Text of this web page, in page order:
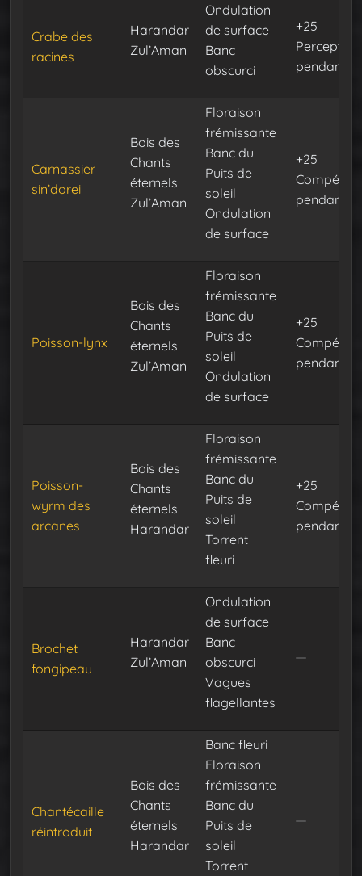
Crabe des
racines
Harandar
Zul’Aman
Ondulation
de surface
Banc
obscurci
+25
Perception
pendant
Carnassier
sin’dorei
Bois des
Chants
éternels
Zul’Aman
Floraison
frémissante
Banc du
Puits de
soleil
Ondulation
de surface
+25
pendant
Poisson-lynx
Bois des
Chants
éternels
Zul’Aman
Floraison
frémissante
Banc du
Puits de
soleil
Ondulation
de surface
+25
pendant
Poisson-
wyrm des
arcanes
Bois des
Chants
éternels
Harandar
Floraison
frémissante
Banc du
Puits de
soleil
Torrent
fleuri
+25
pendant
Brochet
fongipeau
Harandar
Zul’Aman
Ondulation
de surface
Banc
obscurci
Vagues
flagellantes
Chantécaille
réintroduit
Bois des
Chants
éternels
Harandar
Banc fleuri
Floraison
frémissante
Banc du
Puits de
soleil
Torrent